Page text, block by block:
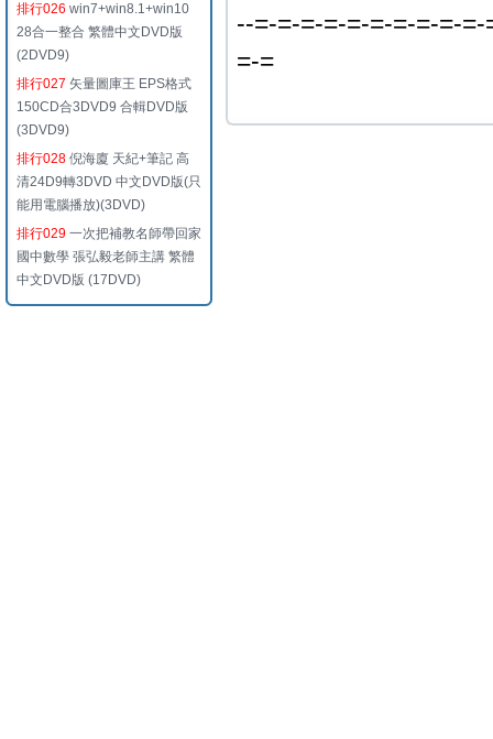
排行026 win7+win8.1+win10
28合一整合 繁體中文DVD版
(2DVD9)
排行027 矢量圖庫王 EPS格式
150CD合3DVD9 合輯DVD版
(3DVD9)
排行028 倪海廈 天紀+筆記 高
清24D9轉3DVD 中文DVD版(只
能用電腦播放)(3DVD)
排行029 一次把補教名師帶回家
國中數學 張弘毅老師主講 繁體
中文DVD版 (17DVD)
--=-=-=-=-=-=-=-=-=-
=-=